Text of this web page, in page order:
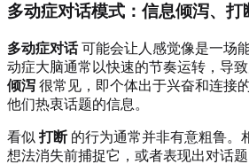
多动症对话模式：信息倾泻、打
多动症对话可能会让人感觉像是一场
动症大脑通常以快速的节奏运转，导致
倾泻 很常见，即个体出于兴奋和连接
他们热衷话题的信息。
看似打断的行为通常并非有意粗鲁。
想法消失前捕捉它，或者表现出对话